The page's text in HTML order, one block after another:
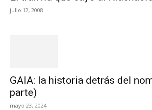
julio 12, 2008
GAIA: la historia detrás del
parte)
mayo 23, 2024